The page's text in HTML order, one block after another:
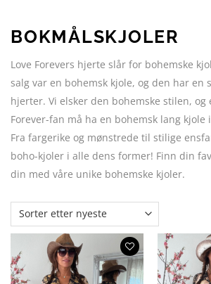
BOKMÅLSKJOLER
Love Forevers hjerte slår for bohemske
salg var en bohemsk kjole, og den har en
hjerter. Vi elsker den bohemske stilen, og
Forever-fan må ha en bohemsk lang kjole
Fra fargerike og mønstrede til stilige
boho-kjoler i alle dens former! Finn din
din med våre unike bohemske kjoler.